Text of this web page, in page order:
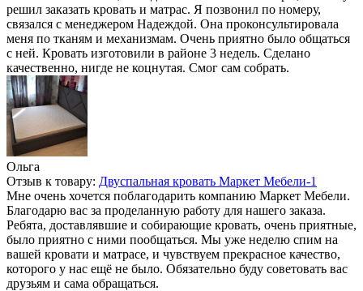
решил заказать кровать и матрас. Я позвонил по номеру,
связался с менеджером Надеждой. Она проконсультировала
меня по тканям и механизмам. Очень приятно было общаться
с ней. Кровать изготовили в районе 3 недель. Сделано
качественно, нигде не коцнутая. Смог сам собрать.
Ольга
Отзыв к товару: Двуспальная кровать Маркет Мебели-1
Мне очень хочется поблагодарить компанию Маркет Мебели.
Благодарю вас за проделанную работу для нашего заказа.
Ребята, доставлявшие и собирающие кровать, очень приятные,
было приятно с ними пообщаться. Мы уже неделю спим на
вашей кровати и матрасе, и чувствуем прекрасное качество,
которого у нас ещё не было. Обязательно буду советовать вас
друзьям и сама обращаться.